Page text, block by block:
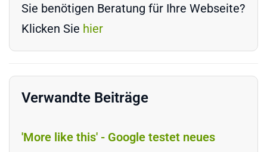
Sie benötigen Beratung für Ihre Webseite?
Klicken Sie hier
Verwandte Beiträge
'More like this' - Google testet neues